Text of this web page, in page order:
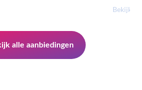
Bekijk
alle aanbiedingen